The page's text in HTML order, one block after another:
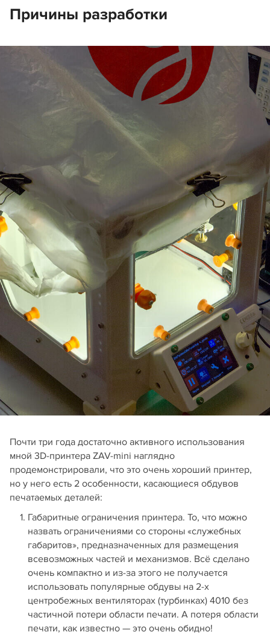
Причины разработки
Почти три года достаточно активного использования
мной 3D-принтера ZAV-mini наглядно
продемонстрировали, что это очень хороший принтер,
но у него есть 2 особенности, касающиеся обдувов
печатаемых деталей:
Габаритные ограничения принтера. То, что можно
назвать ограничениями со стороны «служебных
габаритов», предназначенных для размещения
всевозможных частей и механизмов. Всё сделано
очень компактно и из-за этого не получается
использовать популярные обдувы на 2-х
центробежных вентиляторах (турбинках) 4010 без
частичной потери области печати. А потеря области
печати, как известно — это очень обидно!